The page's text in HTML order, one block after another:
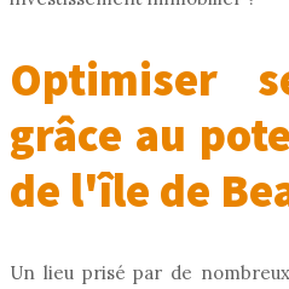
Optimiser
grâce au
de l'île de
Un lieu prisé par de